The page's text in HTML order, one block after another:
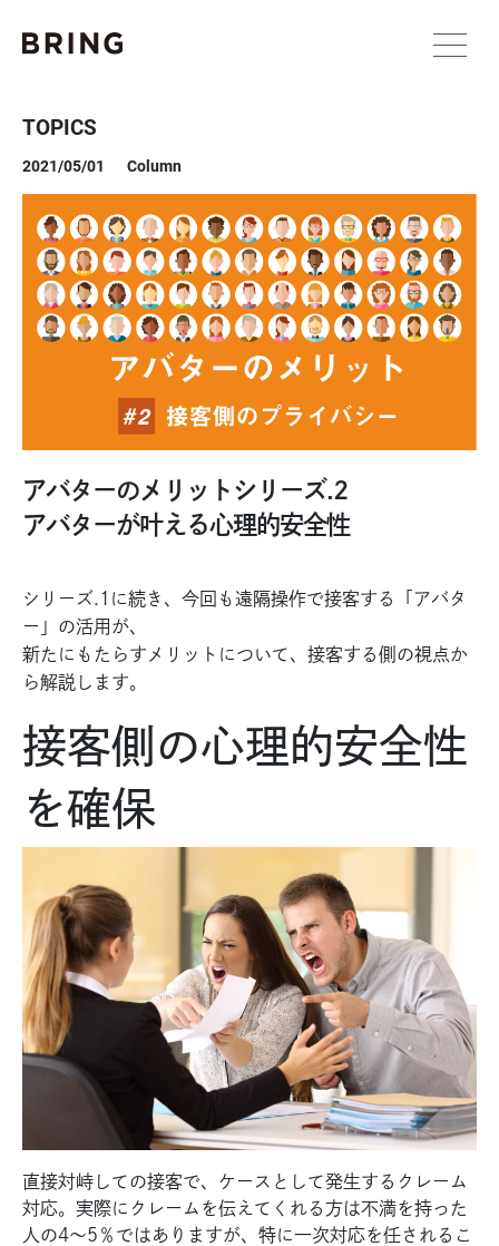
TOPICS
2021/05/01 Column
アバターのメリットシリーズ.2
アバターが叶える心理的安全性
シリーズ.1に続き、今回も遠隔操作で接客する「アバタ
ー」の活用が、
新たにもたらすメリットについて、接客する側の視点か
ら解説します。
接客側の心理的安全性
を確保
直接対峙しての接客で、ケースとして発生するクレーム
対応。実際にクレームを伝えてくれる方は不満を持った
人の4〜5％ではありますが、特に一次対応を任されるこ